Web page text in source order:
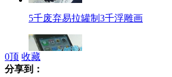
5千废弃易拉罐制3千浮雕画
0顶 收藏
分享到：